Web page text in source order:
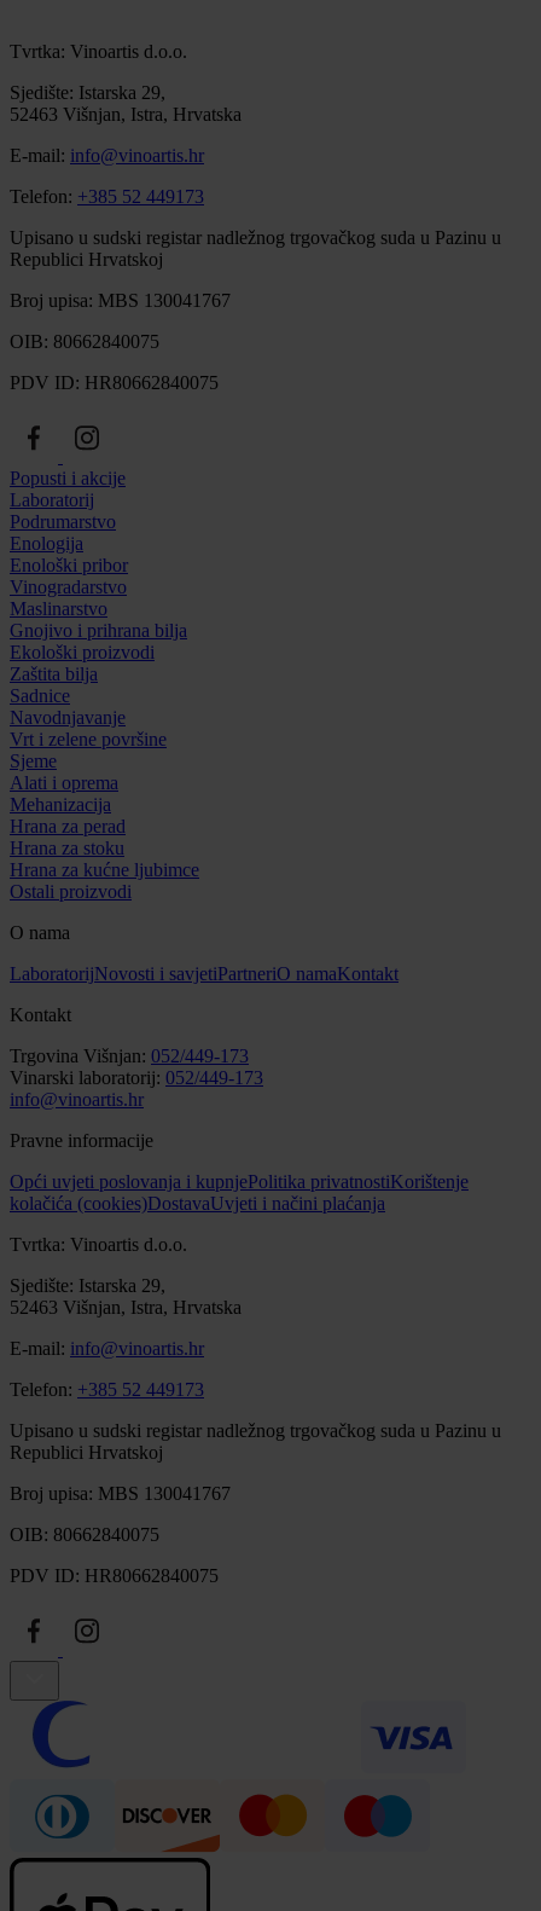
Tvrtka: Vinoartis d.o.o.
Sjedište: Istarska 29,
52463 Višnjan, Istra, Hrvatska
E-mail: info@vinoartis.hr
Telefon: +385 52 449173
Upisano u sudski registar nadležnog trgovačkog suda u Pazinu u
Republici Hrvatskoj
Broj upisa: MBS 130041767
OIB: 80662840075
PDV ID: HR80662840075
Popusti i akcije
Laboratorij
Podrumarstvo
Enologija
Enološki pribor
Vinogradarstvo
Maslinarstvo
Gnojivo i prihrana bilja
Ekološki proizvodi
Zaštita bilja
Sadnice
Navodnjavanje
Vrt i zelene površine
Sjeme
Alati i oprema
Mehanizacija
Hrana za perad
Hrana za stoku
Hrana za kućne ljubimce
Ostali proizvodi
O nama
LaboratorijNovosti i savjetiPartneriO namaKontakt
Kontakt
Trgovina Višnjan: 052/449-173
Vinarski laboratorij: 052/449-173
info@vinoartis.hr
Pravne informacije
Opći uvjeti poslovanja i kupnjePolitika privatnostiKorištenje
kolačića (cookies)DostavaUvjeti i načini plaćanja
Tvrtka: Vinoartis d.o.o.
Sjedište: Istarska 29,
52463 Višnjan, Istra, Hrvatska
E-mail: info@vinoartis.hr
Telefon: +385 52 449173
Upisano u sudski registar nadležnog trgovačkog suda u Pazinu u
Republici Hrvatskoj
Broj upisa: MBS 130041767
OIB: 80662840075
PDV ID: HR80662840075